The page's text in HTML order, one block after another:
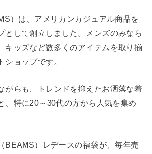
）は、アメリカンカジュアル商品を
として創立しました。メンズのみなら
キッズなど数多くのアイテムを取り揃
ショップです。
がらも、トレンドを抑えたお洒落な着
、特に20～30代の方から人気を集め
BEAMS）レデースの福袋が、毎年売